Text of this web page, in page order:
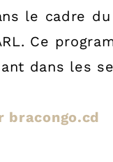
le cadre
Ce
dans les
bracongo.cd